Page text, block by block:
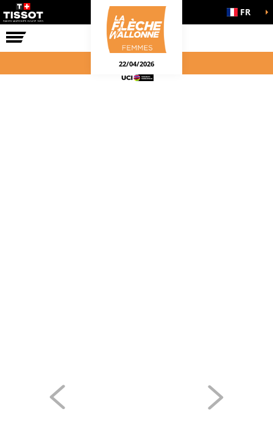
COURSE FR
22/04/2026